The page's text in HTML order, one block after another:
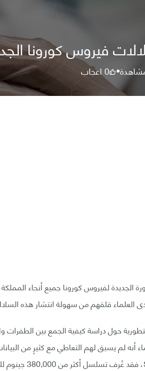
فيروس كورونا
•
0اعجاب
الجديدة لفيروس كورونا جميع أنحاء
العلماء قلقهم من سهولة انتشار هذه
حول دراسة كيفية الجمع بين الطفرات
أنه لم يسبق لهم التعاطي مع كثيرٍ من